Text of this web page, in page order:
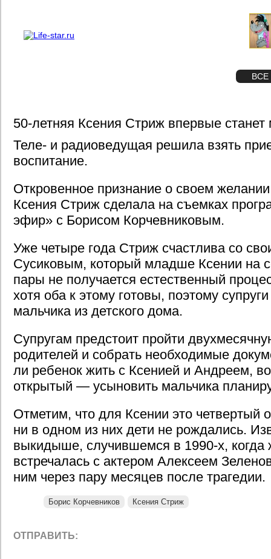
ВСЕ
50-летняя Ксения Стриж впервые
Теле- и радиоведущая решила взять
воспитание.
Откровенное признание о своем
Ксения Стриж сделала на съемках
эфир» с Борисом Корчевниковым.
Уже четыре года Стриж счастлива со
Сусиковым, который младше Ксении на
пары не получается естественный
хотя оба к этому готовы, поэтому
мальчика из детского дома.
Супругам предстоит пройти
родителей и собрать необходимые
ли ребенок жить с Ксенией и Андреем,
открытый — усыновить мальчика
Отметим, что для Ксении это четвертый
ни в одном из них дети не рождались.
выкидыше, случившемся в 1990-х, когда
встречалась с актером Алексеем
ним через пару месяцев после трагедии.
Борис Корчевников Ксения Стриж
ОТПРАВИТЬ: